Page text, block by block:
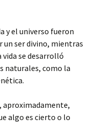
y el universo fueron
un ser divino, mientras
se desarrolló
naturales, como la
aproximadamente,
algo es cierto o lo